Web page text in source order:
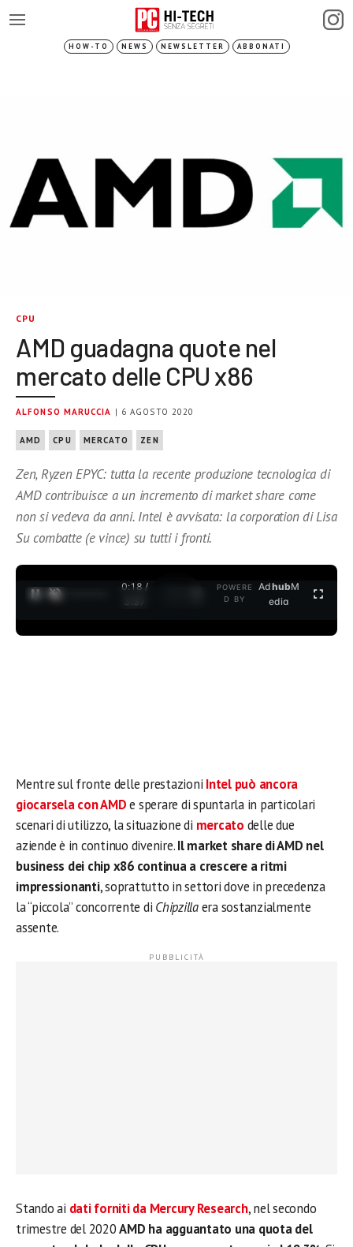
HOW-TO NEWS NEWSLETTER ABBONATI
CPU
AMD guadagna quote nel
mercato delle CPU x86
ALFONSO MARUCCIA | 6 AGOSTO 2020
AMD CPU MERCATO ZEN
Zen, Ryzen EPYC: tutta la recente produzione tecnologica di
AMD contribuisce a un incremento di market share come
non si vedeva da anni. Intel è avvisata: la corporation di Lisa
Su combatte (e vince) su tutti i fronti.
0:18 /
3:37
POWERE
D BY
AdhubM
edia
Mentre sul fronte delle prestazioni Intel può ancora
giocarsela con AMDe sperare di spuntarla in particolari
scenari di utilizzo, la situazione di mercato delle due
aziende è in continuo divenire.Il market share di AMD nel
business dei chip x86 continua a crescere a ritmi
impressionanti, soprattutto in settori dove in precedenza
la “piccola” concorrente di Chipzillaera sostanzialmente
assente.
Stando ai dati forniti da Mercury Research, nel secondo
trimestre del 2020AMD ha agguantato una quota del